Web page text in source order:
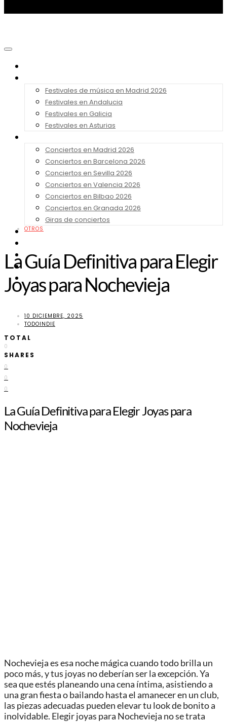
Festivales de música en Madrid 2026
Festivales en Andalucia
Festivales en Galicia
Festivales en Asturias
Conciertos en Madrid 2026
Conciertos en Barcelona 2026
Conciertos en Sevilla 2026
Conciertos en Valencia 2026
Conciertos en Bilbao 2026
Conciertos en Granada 2026
Giras de conciertos
Noticias de Festivales
Series y Tv
Cine
OTROS
La Guía Definitiva para Elegir
Joyas para Nochevieja
10 DICIEMBRE, 2025
TODOINDIE
TOTAL
0
SHARES
0
0
0
La Guía Definitiva para Elegir Joyas para
Nochevieja
Nochevieja es esa noche mágica cuando todo brilla un
poco más, y tus joyas no deberían ser la excepción. Ya
sea que estés planeando una cena íntima, asistiendo a
una gran fiesta o bailando hasta el amanecer en un club,
las piezas adecuadas pueden elevar tu look de bonito a
inolvidable. Elegir joyas para Nochevieja no se trata